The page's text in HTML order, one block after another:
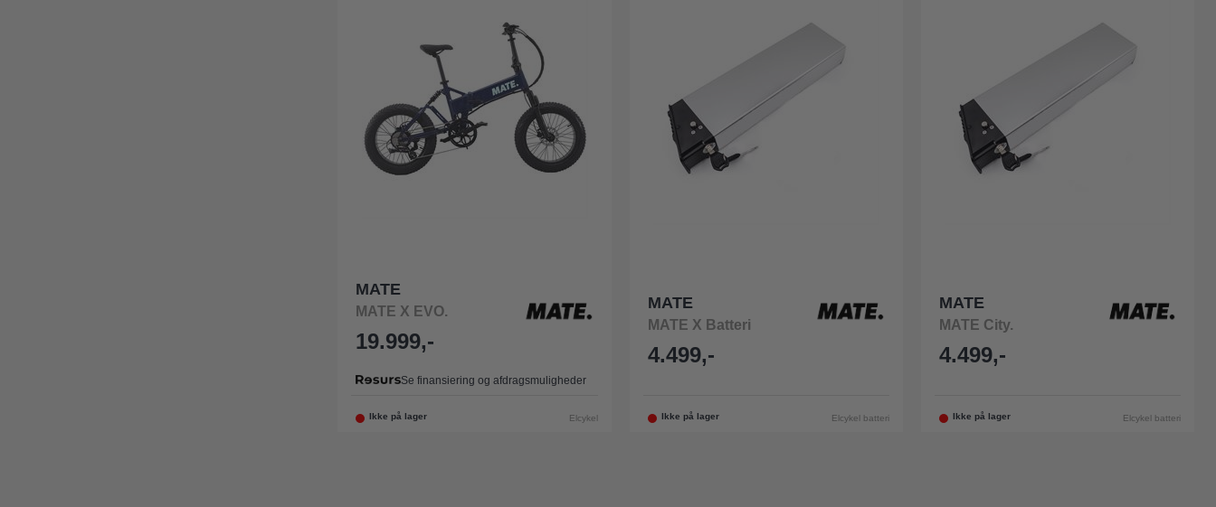
MATE
MATE X EVO.
19.999,-
Se finansiering og afdragsmuligheder
Ikke på lager Elcykel
MATE
MATE X Batteri
4.499,-
Ikke på lager Elcykel batteri
MATE
MATE City.
4.499,-
Ikke på lager Elcykel batteri